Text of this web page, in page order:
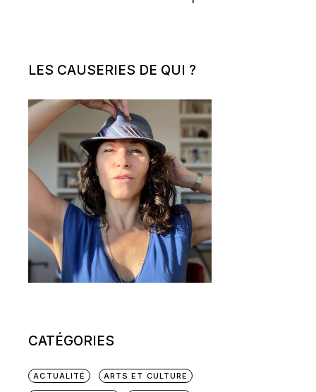
LES CAUSERIES DE QUI ?
CATÉGORIES
ACTUALITÉ ARTS ET CULTURE